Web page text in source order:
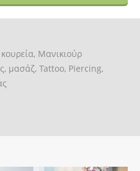
Μανικιούρ
μασάζ, Tattoo, Piercing,